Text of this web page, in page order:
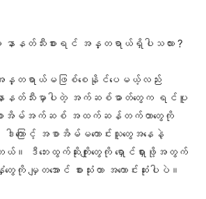
ာနတ်သီးစားရင် အန္တရာယ်ရှိပါသလား ?
ာ အန္တရာယ်မဖြ​စ်​​စေနိုင်ပေမယ့်လည်း
ရင် နာနတ်သီးမှာပါတဲ့ အက်ဆစ်ဓာတ်တွေက ရင်ပူ
ာအိမ်အက်ဆစ် အထက်ဆန်တက်တာတွေကို
ကြောင့် အစာအိမ်မကောင်းသူတွေအနေနဲ့
တယ်။ ဒီဘေးထွက်ဆိုးကျိုးတွေကို ရှောင်ရှားဖို့အတွက်
မျှတအောင် စားသုံးတာ အကောင်းဆုံးပါပဲ။